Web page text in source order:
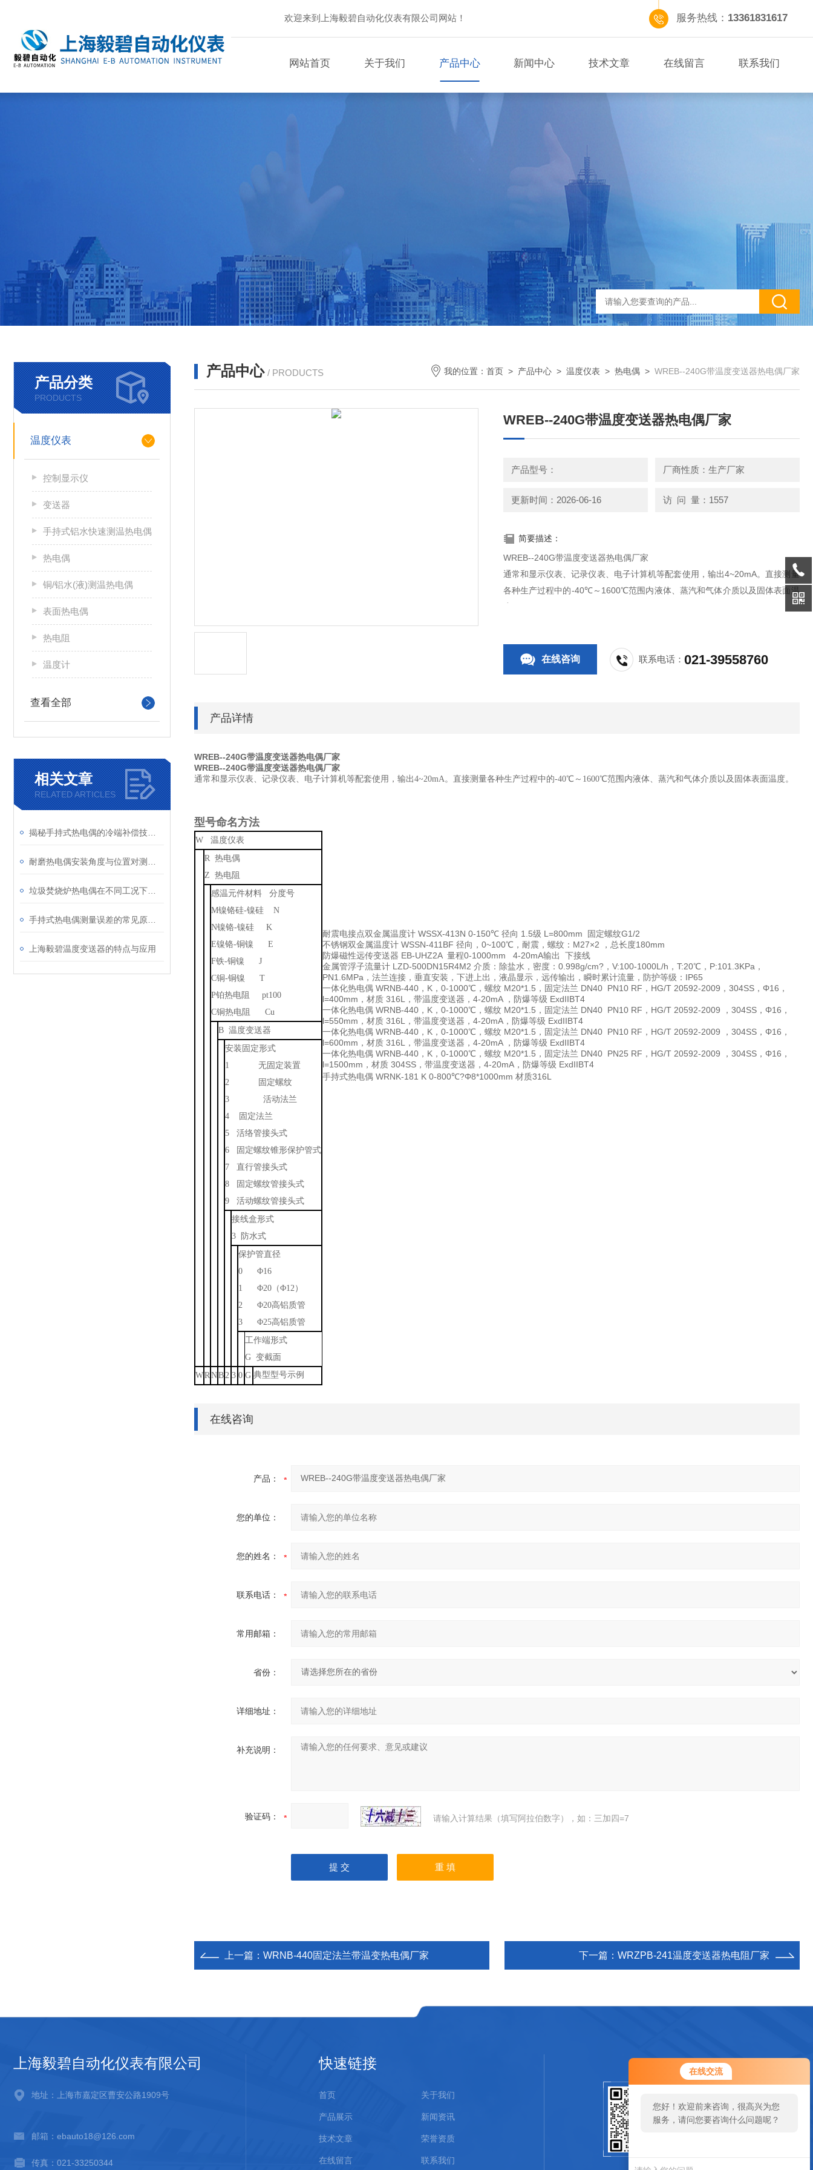
在线交流
您好！欢迎前来咨询，很高兴为您
服务，请问您要咨询什么问题呢？
您好，看您停留很久了，是否找到
了需求产品，您可以直接在线与我
欢迎来到上海毅碧自动化仪表有限公司网站！ 服务热线： 13361831617
网站首页 关于我们 产品中心 新闻中心 技术文章 在线留言 联系我们
产品分类
PRODUCTS
温度仪表
控制显示仪
变送器
手持式铝水快速测温热电偶
热电偶
铜/铝水(液)测温热电偶
表面热电偶
热电阻
温度计
查看全部
相关文章
RELATED ARTICLES
上海毅碧温度变送器的特点与应用
产品中心 / PRODUCTS 我的位置： 首页 > 产品中心 > 温度仪表 > 热电偶 > WREB--240G带温度变送器热电偶厂家
WREB--240G带温度变送器热电偶厂家
产品型号： 厂商性质：生产厂家
更新时间：2026-06-16 访 问 量：1557
简要描述：
WREB--240G带温度变送器热电偶厂家
通常和显示仪表、记录仪表、电子计算机等配套使用，输出4~20mA。直接测量
各种生产过程中的-40℃～1600℃范围内液体、蒸汽和气体介质以及固体表面温
度。
在线咨询 联系电话：021-39558760
产品详情
WREB--240G带温度变送器热电偶厂家
WREB--240G带温度变送器热电偶厂家
通常和显示仪表、记录仪表、电子计算机等配套使用，输出4~20mA。直接测量各种生产过程中的-40℃～1600℃范围内液体、蒸汽和气体介质以及固体表面温度。
型号命名方法
W 温度仪表
R 热电偶
Z 热电阻
感温元件材料 分度号
M镍铬硅-镍硅 N
N镍铬-镍硅 K
E镍铬-铜镍 E
F铁-铜镍 J
C铜-铜镍 T
P铂热电阻 pt100
C铜热电阻 Cu
B 温度变送器
安装固定形式
1 无固定装置
2 固定螺纹
3 活动法兰
4 固定法兰
5 活络管接头式
6 固定螺纹锥形保护管式
7 直行管接头式
8 固定螺纹管接头式
9 活动螺纹管接头式
接线盒形式
3 防水式
保护管直径
0 Φ16
1 Φ20（Φ12）
2 Φ20高铝质管
3 Φ25高铝质管
工作端形式
G 变截面
WRNB2 3 0 G 典型型号示例
耐震电接点双金属温度计 WSSX-413N 0-150℃ 径向 1.5级 L=800mm 固定螺纹G1/2
不锈钢双金属温度计 WSSN-411BF 径向，0~100℃，耐震，螺纹：M27×2 ，总长度180mm
防爆磁性远传变送器 EB-UHZ2A 量程0-1000mm 4-20mA输出 下接线
金属管浮子流量计 LZD-500DN15R4M2 介质：除盐水，密度：0.998g/cm?，V:100-1000L/h，T:20℃，P:101.3KPa，
PN1.6MPa，法兰连接，垂直安装，下进上出，液晶显示，远传输出，瞬时累计流量，防护等级：IP65
一体化热电偶 WRNB-440，K，0-1000℃，螺纹 M20*1.5，固定法兰 DN40 PN10 RF，HG/T 20592-2009，304SS，Φ16，
l=400mm，材质 316L，带温度变送器，4-20mA ，防爆等级 ExdIIBT4
一体化热电偶 WRNB-440，K，0-1000℃，螺纹 M20*1.5，固定法兰 DN40 PN10 RF，HG/T 20592-2009 ，304SS，Φ16，
l=550mm，材质 316L，带温度变送器，4-20mA，防爆等级 ExdIIBT4
一体化热电偶 WRNB-440，K，0-1000℃，螺纹 M20*1.5，固定法兰 DN40 PN10 RF，HG/T 20592-2009 ，304SS，Φ16，
l=600mm，材质 316L，带温度变送器，4-20mA ，防爆等级 ExdIIBT4
一体化热电偶 WRNB-440，K，0-1000℃，螺纹 M20*1.5，固定法兰 DN40 PN25 RF，HG/T 20592-2009 ，304SS，Φ16，
l=1500mm，材质 304SS，带温度变送器，4-20mA，防爆等级 ExdIIBT4
手持式热电偶 WRNK-181 K 0-800℃?Φ8*1000mm 材质316L
在线咨询
产品：
您的单位：
您的姓名：
联系电话：
常用邮箱：
省份：
详细地址：
补充说明：
验证码： 请输入计算结果（填写阿拉伯数字），如：三加四=7
上一篇： WRNB-440固定法兰带温变热电偶厂家 下一篇： WRZPB-241温度变送器热电阻厂家
上海毅碧自动化仪表有限公司
地址：上海市嘉定区曹安公路1909号
邮箱：ebauto18@126.com
传真：021-33250344
快速链接
首页 关于我们
产品展示 新闻资讯
技术文章 荣誉资质
在线留言 联系我们
扫码加微信